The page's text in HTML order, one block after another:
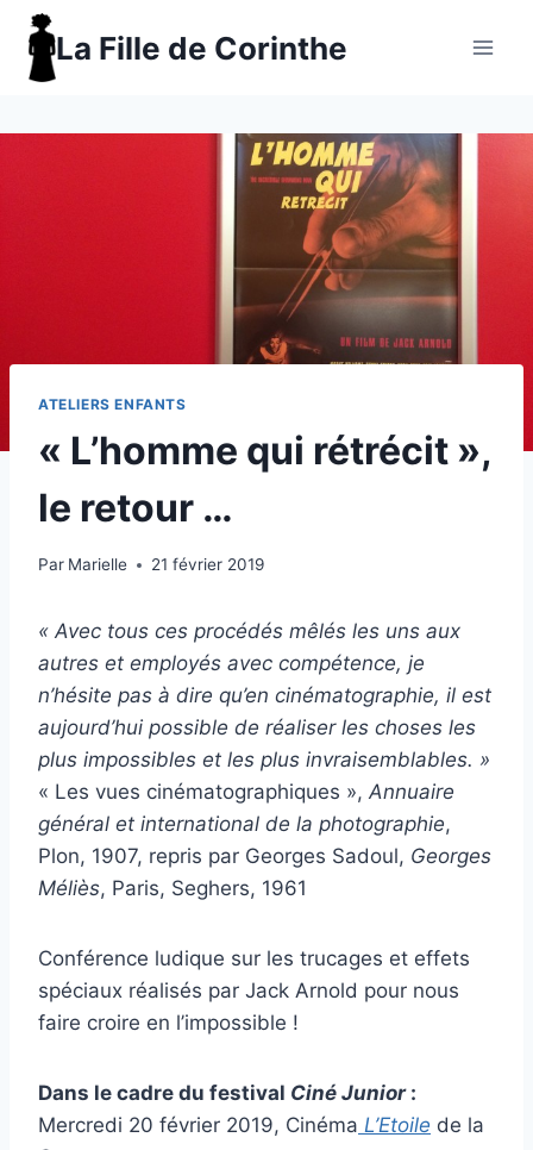
Aller
contenu
La Fille de Corinthe
ATELIERS ENFANTS
« L’homme qui rétrécit »,
le retour …
Par Marielle 21 février 2019
« Avec tous ces procédés mêlés les uns aux
autres et employés avec compétence, je
n’hésite pas à dire qu’en cinématographie, il est
aujourd’hui possible de réaliser les choses les
plus impossibles et les plus invraisemblables. »
« Les vues cinématographiques », Annuaire
général et international de la photographie,
Plon, 1907, repris par Georges Sadoul, Georges
Méliès, Paris, Seghers, 1961
Conférence ludique sur les trucages et effets
spéciaux réalisés par Jack Arnold pour nous
faire croire en l’impossible !
Dans le cadre du festival Ciné Junior:
Mercredi 20 février 2019, Cinéma L’Etoile de la